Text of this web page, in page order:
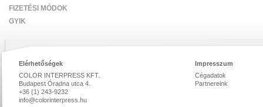
FIZETÉSI MÓDOK
GYIK
Elérhetőségek
COLOR INTERPRESS KFT.
Budapest Óradna utca 4.
+36 (1) 243-9232
info@colorinterpress.hu
Impresszum
Cégadatok
Partnereink